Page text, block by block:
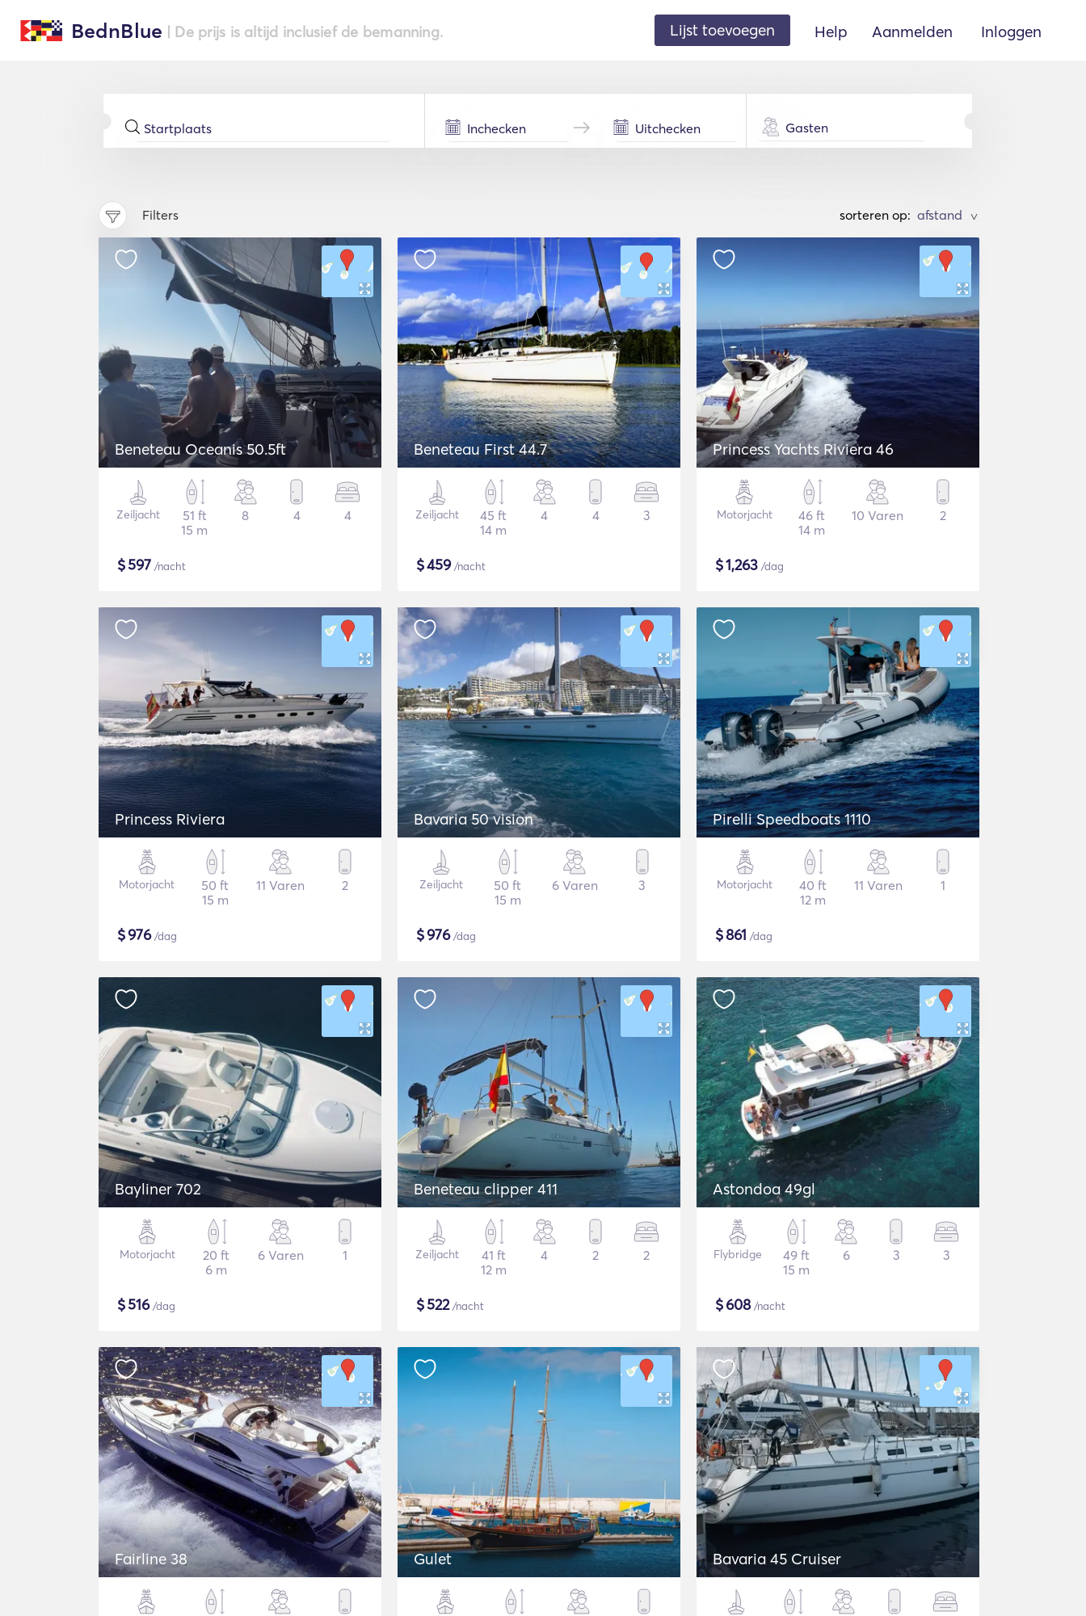
BednBlue | De prijs is altijd inclusief de bemanning. Lijst toevoegen Help Aanmelden Inloggen
Gasten
Filters sorteren op: >
Beneteau Oceanis 50.5ft
Zeiljacht
51 ft
15 m
8 4 4
$597 /nacht
Beneteau First 44.7
Zeiljacht
45 ft
14 m
4 4 3
$459/nacht
Princess Yachts Riviera 46
Motorjacht
46 ft
14 m
10 Varen 2
$1,263 /dag
Princess Riviera
Motorjacht
50 ft
15 m
11 Varen 2
$976/dag
Bavaria 50 vision
Zeiljacht
50 ft
15 m
6 Varen 3
$976/dag
Pirelli Speedboats 1110
Motorjacht
40 ft
12 m
11 Varen 1
$861 /dag
Bayliner 702
Motorjacht
20 ft
6 m
6 Varen 1
$516/dag
Beneteau clipper 411
Zeiljacht
41 ft
12 m
4 2 2
$522/nacht
Astondoa 49gl
Flybridge
49 ft
15 m
6 3 3
$608/nacht
Fairline 38 Gulet Bavaria 45 Cruiser